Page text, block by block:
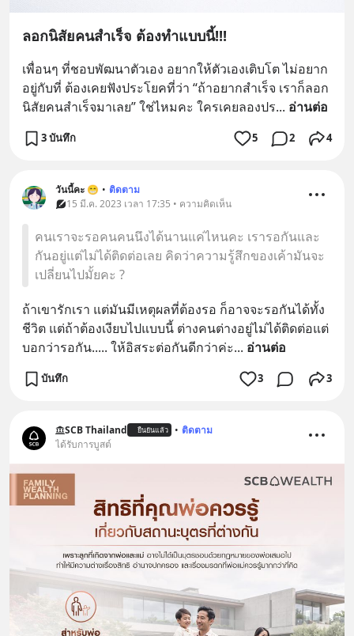
ลอกนิสัยคนสำเร็จ ต้องทำแบบนี้!!!
เพื่อนๆ ที่ชอบพัฒนาตัวเอง อยากให้ตัวเองเติบโต ไม่อยาก
อยู่กับที่ ต้องเคยฟังประโยคที่ว่า “ถ้าอยากสำเร็จ เราก็ลอก
นิสัยคนสำเร็จมาเลย” ใช่ไหมคะ ใครเคยลองปร... อ่านต่อ
3 บันทึก 5 2 4
วันนี้คะ 😁 • ติดตาม
15 มี.ค. 2023 เวลา 17:35 • ความคิดเห็น
คนเราจะรอคนคนนึงได้นานแค่ไหนคะ เรารอกันและ
กันอยู่แต่ไม่ได้ติดต่อเลย คิดว่าความรู้สึกของเค้ามันจะ
เปลี่ยนไปมั้ยคะ ?
ถ้าเขารักเรา แต่มันมีเหตุผลที่ต้องรอ ก็อาจจะรอกันได้ทั้ง
ชีวิต แต่ถ้าต้องเงียบไปแบบนี้ ต่างคนต่างอยู่ไม่ได้ติดต่อแต่
บอกว่ารอกัน..... ให้อิสระต่อกันดีกว่าค่ะ... อ่านต่อ
บันทึก 3 3
SCB Thailand ยืนยันแล้ว • ติดตาม
ได้รับการบูสต์